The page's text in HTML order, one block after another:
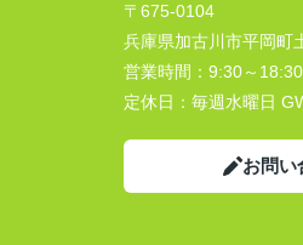
〒675-0104
兵庫県加古川市平岡町
営業時間： 9:30～18:30
定休日： 毎週水曜日
お問い